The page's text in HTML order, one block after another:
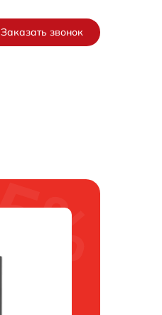
Заказать звонок